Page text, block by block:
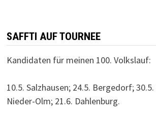
SAFFTI AUF TOURNEE
Kandidaten für meinen 100. Volkslauf:
10.5. Salzhausen; 24.5. Bergedorf;
Nieder-Olm; 21.6. Dahlenburg.